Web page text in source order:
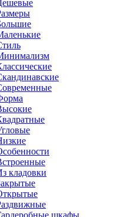
кладовки
шкафы